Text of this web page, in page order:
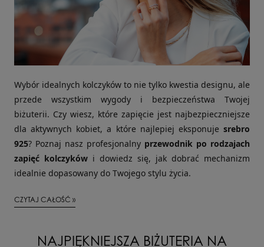
Wybór idealnych kolczyków to nie tylko kwestia designu, ale
przede wszystkim wygody i bezpieczeństwa Twojej
biżuterii. Czy wiesz, które zapięcie jest najbezpieczniejsze
dla aktywnych kobiet, a które najlepiej eksponuje srebro
925? Poznaj nasz profesjonalny przewodnik po rodzajach
zapięć kolczyków i dowiedz się, jak dobrać mechanizm
idealnie dopasowany do Twojego stylu życia.
CZYTAJ CAŁOŚĆ »
NAJPIĘKNIEJSZA BIŻUTERIA NA